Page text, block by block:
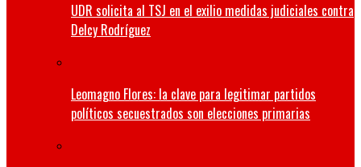
UDR solicita al TSJ en el exilio medidas judiciales contra
Delcy Rodríguez
Leomagno Flores: la clave para legitimar partidos
políticos secuestrados son elecciones primarias